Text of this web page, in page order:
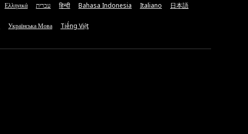
Ελληνικά עברית हिन्दी Bahasa Indonesia Italiano 日本語
Українська Мова Tiếng Việt